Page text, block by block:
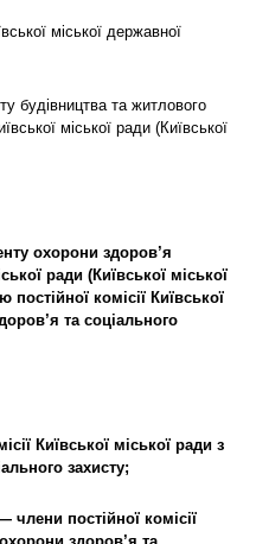
міської державної
будівництва та житлового
міської ради (Київської
охорони здоров’я
ради (Київської міської
постійної комісії Київської
та соціального
Київської міської ради з
захисту;
члени постійної комісії